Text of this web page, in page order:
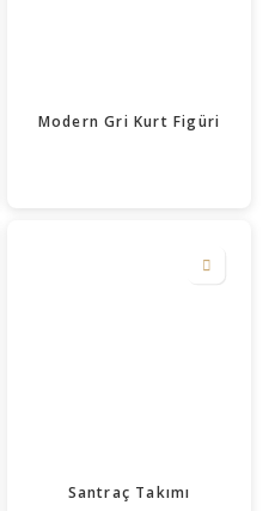
Modern Gri Kurt Figüri
Santraç Takımı